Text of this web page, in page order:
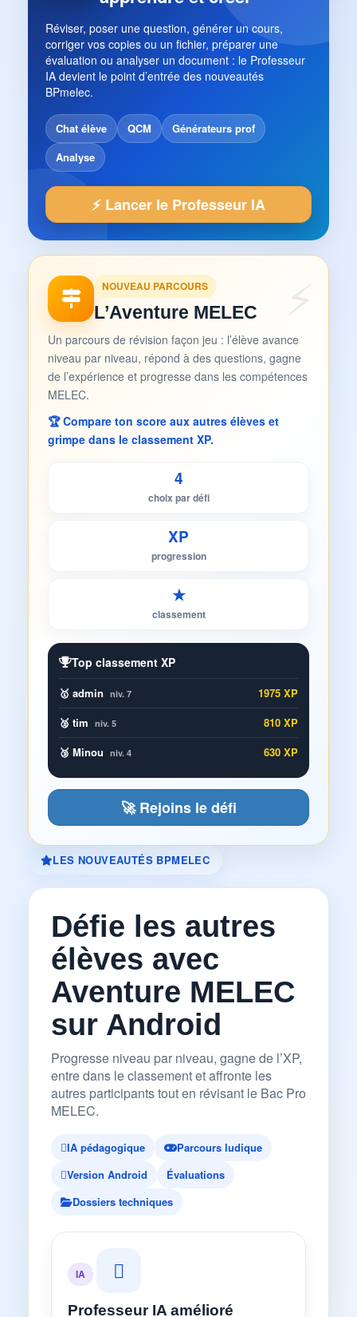
Réviser, poser une question, générer un cours,
corriger vos copies ou un fichier, préparer une
évaluation ou analyser un document : le Professeur
IA devient le point d’entrée des nouveautés
BPmelec.
Chat élève QCM
Générateurs prof
Analyse
⚡ Lancer le Professeur IA
NOUVEAU PARCOURS
L’Aventure MELEC
Un parcours de révision façon jeu : l’élève avance
niveau par niveau, répond à des questions, gagne
de l’expérience et progresse dans les compétences
MELEC.
🏆 Compare ton score aux autres élèves et
grimpe dans le classement XP.
4
choix par défi
XP
progression
★
classement
Top classement XP
🥇 admin niv. 7
1975 XP
🥈 tim niv. 5
810 XP
🥉 Minou niv. 4 630 XP
🚀 Rejoins le défi
LES NOUVEAUTÉS BPMELEC
Défie les autres
élèves avec
Aventure MELEC
sur Android
Progresse niveau par niveau, gagne de l’XP,
entre dans le classement et affronte les
autres participants tout en révisant le Bac Pro
MELEC.
IA pédagogique
Parcours ludique
Version Android
Évaluations
Dossiers techniques
IA
Professeur IA amélioré